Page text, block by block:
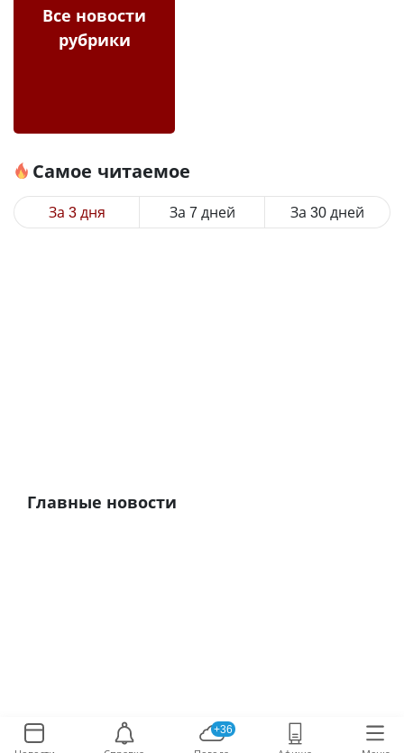
Все новости
рубрики
Самое читаемое
За 3 дня За 7 дней За 30 дней
Главные новости
+36